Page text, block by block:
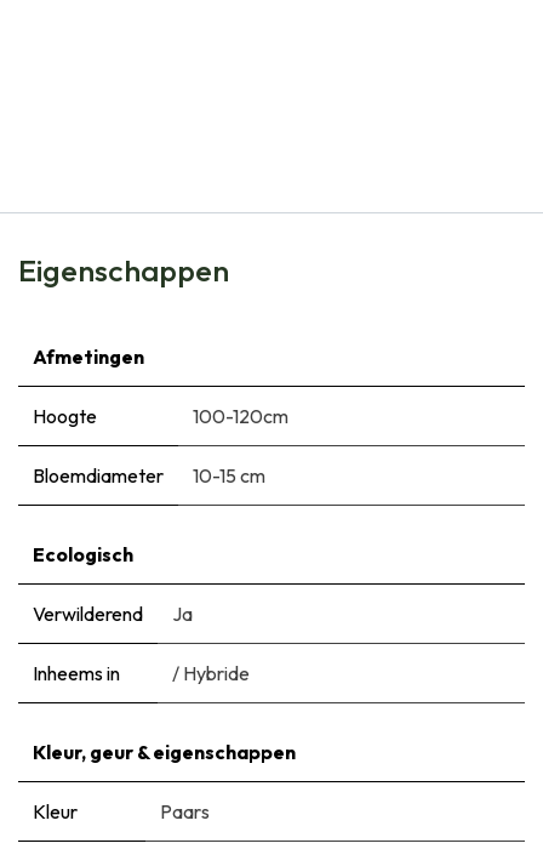
Eigenschappen
Afmetingen
Hoogte 100-120cm
Bloemdiameter 10-15 cm
Ecologisch
Verwilderend Ja
Inheems in / Hybride
Kleur, geur & eigenschappen
Kleur Paars